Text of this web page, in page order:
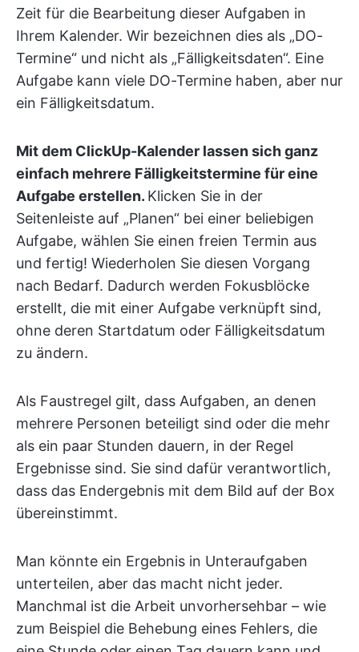
Zeit für die Bearbeitung dieser Aufgaben in
Ihrem Kalender. Wir bezeichnen dies als „DO-
Termine“ und nicht als „Fälligkeitsdaten“. Eine
Aufgabe kann viele DO-Termine haben, aber nur
ein Fälligkeitsdatum.
Mit dem ClickUp-Kalender lassen sich ganz
einfach mehrere Fälligkeitstermine für eine
Aufgabe erstellen. Klicken Sie in der
Seitenleiste auf „Planen“ bei einer beliebigen
Aufgabe, wählen Sie einen freien Termin aus
und fertig! Wiederholen Sie diesen Vorgang
nach Bedarf. Dadurch werden Fokusblöcke
erstellt, die mit einer Aufgabe verknüpft sind,
ohne deren Startdatum oder Fälligkeitsdatum
zu ändern.
Als Faustregel gilt, dass Aufgaben, an denen
mehrere Personen beteiligt sind oder die mehr
als ein paar Stunden dauern, in der Regel
Ergebnisse sind. Sie sind dafür verantwortlich,
dass das Endergebnis mit dem Bild auf der Box
übereinstimmt.
Man könnte ein Ergebnis in Unteraufgaben
unterteilen, aber das macht nicht jeder.
Manchmal ist die Arbeit unvorhersehbar – wie
zum Beispiel die Behebung eines Fehlers, die